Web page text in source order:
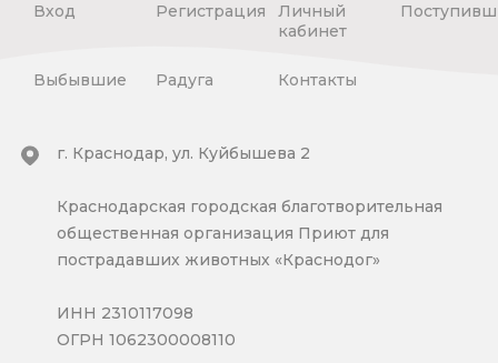
Вход Регистрация
Личный
кабинет
Выбывшие Радуга Контакты
г. Краснодар, ул. Куйбышева 2
Краснодарская городская благотворительная
общественная организация Приют для
пострадавших животных «Краснодог»
ИНН 2310117098
ОГРН 1062300008110